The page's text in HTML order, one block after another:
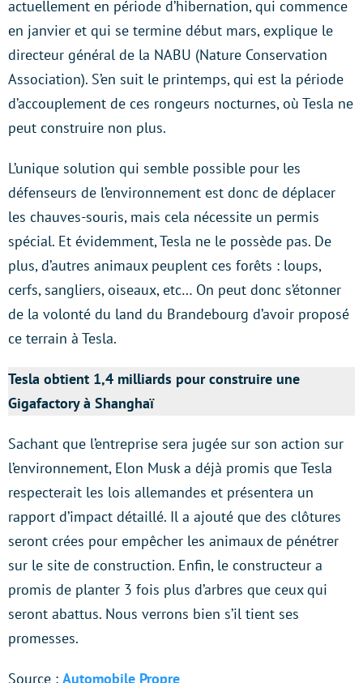
actuellement en période d’hibernation, qui commence
en janvier et qui se termine début mars, explique le
directeur général de la NABU (Nature Conservation
Association). S’en suit le printemps, qui est la période
d’accouplement de ces rongeurs nocturnes, où Tesla ne
peut construire non plus.
L’unique solution qui semble possible pour les
défenseurs de l’environnement est donc de déplacer
les chauves-souris, mais cela nécessite un permis
spécial. Et évidemment, Tesla ne le possède pas. De
plus, d’autres animaux peuplent ces forêts : loups,
cerfs, sangliers, oiseaux, etc… On peut donc s’étonner
de la volonté du land du Brandebourg d’avoir proposé
ce terrain à Tesla.
Tesla obtient 1,4 milliards pour construire une
Gigafactory à Shanghaï
Sachant que l’entreprise sera jugée sur son action sur
l’environnement, Elon Musk a déjà promis que Tesla
respecterait les lois allemandes et présentera un
rapport d’impact détaillé. Il a ajouté que des clôtures
seront crées pour empêcher les animaux de pénétrer
sur le site de construction. Enfin, le constructeur a
promis de planter 3 fois plus d’arbres que ceux qui
seront abattus. Nous verrons bien s’il tient ses
promesses.
Source : Automobile Propre